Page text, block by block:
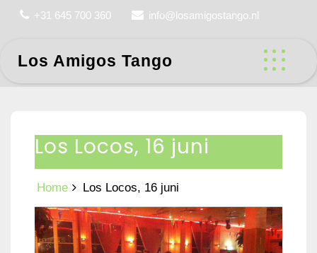
Skip
+31 645 700 360 info@losamigostango.nl
Los Amigos Tango
Los Locos, 16 juni
Home Los Locos, 16 juni